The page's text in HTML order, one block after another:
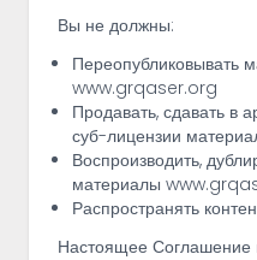
Вы не должны:
Переопубликовывать
www.grqaser.org
Продавать, сдавать в
суб-лицензии
Воспроизводить,
материалы
Распространять
Настоящее Соглашение